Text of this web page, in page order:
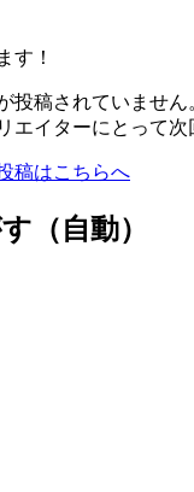
す！
投稿されていませ
エイターにとって次
稿はこちらへ
（自動）